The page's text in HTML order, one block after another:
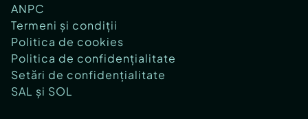
ANPC
Termeni și condiții
Politica de cookies
Politica de confidențialitate
Setări de confidențialitate
SAL și SOL